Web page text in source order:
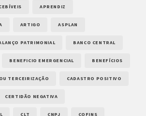
APRENDIZ
ARTIGO ASPLAN
PATRIMONIAL BANCO CENTRAL
BENEFICIO EMERGENCIAL BENEFÍCIOS
TERCEIRIZAÇÃO CADASTRO POSITIVO
CERTIDÃO NEGATIVA
CLT CNPJ COFINS